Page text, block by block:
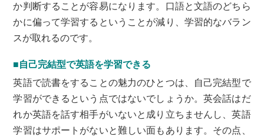
か判断することが容易になります。口語と文語のどちら
かに偏って学習するということが減り、学習的なバラン
スが取れるのです。
■自己完結型で英語を学習できる
英語で読書をすることの魅力のひとつは、自己完結型で
学習ができるという点ではないでしょうか。英会話はだ
れか英語を話す相手がいないと成り立ちませんし、英語
学習はサポートがないと難しい面もあります。その点、